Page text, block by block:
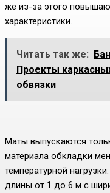
же из-за этого
характеристики.
Читать так же:
Проекты
обвязки
Маты выпускаются
материала обкладки
температурной
длины от 1 до 6 м с